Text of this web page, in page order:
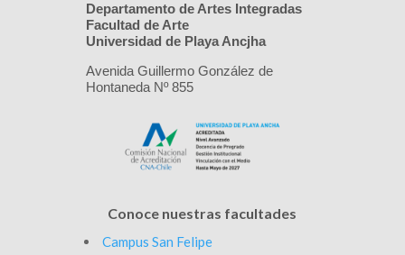
Departamento de Artes Integradas
Facultad de Arte
Universidad de Playa Ancjha
Avenida Guillermo González de
Hontaneda Nº 855
Conoce nuestras facultades
Campus San Felipe